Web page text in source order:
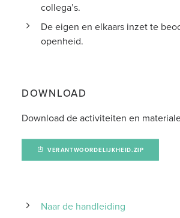
collega’s.
De eigen en elkaars inzet te
openheid.
DOWNLOAD
Download de activiteiten en
VERANTWOORDELIJKHEID.ZIP
Naar de handleiding